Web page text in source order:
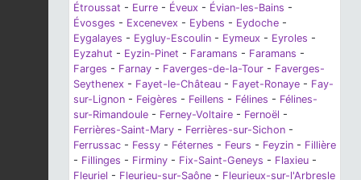
Étroussat - Eurre - Éveux - Évian-les-Bains -
Évosges - Excenevex - Eybens - Eydoche -
Eygalayes - Eygluy-Escoulin - Eymeux - Eyroles -
Eyzahut - Eyzin-Pinet - Faramans - Faramans -
Farges - Farnay - Faverges-de-la-Tour - Faverges-
Seythenex - Fayet-le-Château - Fayet-Ronaye - Fay-
sur-Lignon - Feigères - Feillens - Félines - Félines-
sur-Rimandoule - Ferney-Voltaire - Fernoël -
Ferrières-Saint-Mary - Ferrières-sur-Sichon -
Ferrussac - Fessy - Féternes - Feurs - Feyzin - Fillière
- Fillinges - Firminy - Fix-Saint-Geneys - Flaxieu -
Fleuriel - Fleurieu-sur-Saône - Fleurieux-sur-l'Arbresle